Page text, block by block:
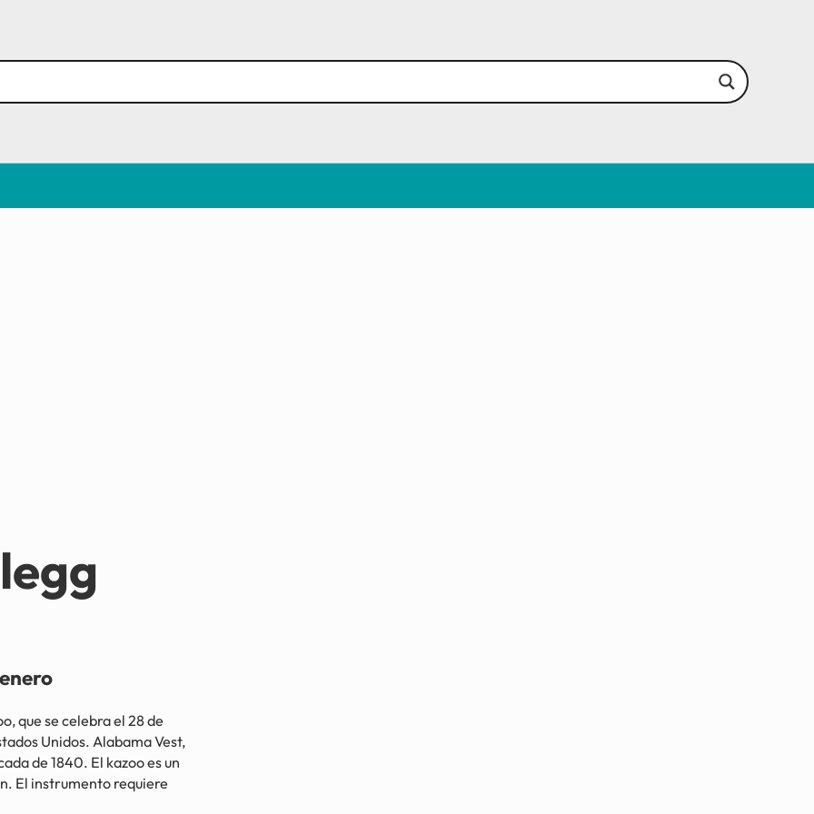
que se celebra el 28 de
Unidos. Alabama Vest,
de 1840. El kazoo es un
El instrumento requiere